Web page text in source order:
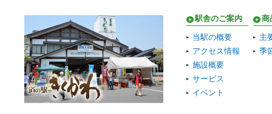
駅舎のご案内
当駅の概要
アクセス情報
施設概要
サービス
イベント
商
主
季